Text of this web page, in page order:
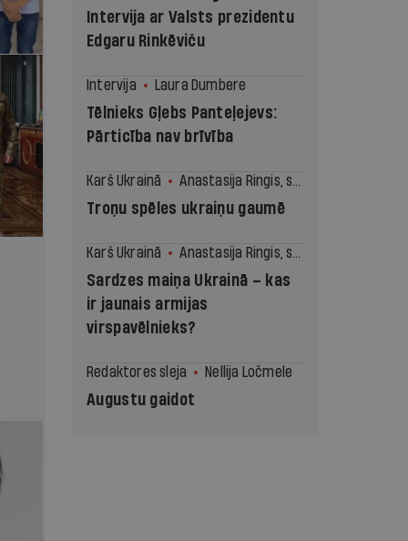
Intervija ar Valsts prezidentu
Edgaru Rinkēviču
Intervija Laura Dumbere
Tēlnieks Gļebs Panteļejevs:
Pārticība nav brīvība
Karš Ukrainā Anastasija Ringis, speciāli Ir
Troņu spēles ukraiņu gaumē
Karš Ukrainā Anastasija Ringis, speciāli Ir
Sardzes maiņa Ukrainā – kas
ir jaunais armijas
virspavēlnieks?
Redaktores sleja Nellija Ločmele
Augustu gaidot